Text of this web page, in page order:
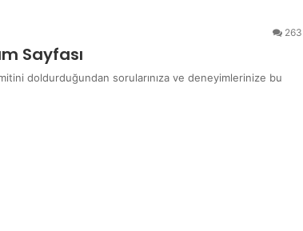
263
Sayfası
doldurduğundan sorularınıza ve deneyimlerinize bu